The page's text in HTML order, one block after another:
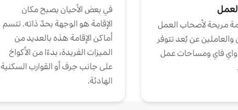
مريحة لأصحاب العمل
والعاملين عن بُعد تتوفر
واي فاي ومساحات عمل
في بعض الأحيان يصبح مكان
الإقامة هو الوجهة بحدّ ذاته. تتسم
أماكن الإقامة هذه بالعديد من
الميزات الفريدة، بدءًا من الأكواخ
على جانب جرف أو القوارب السكنية
الهادئة.